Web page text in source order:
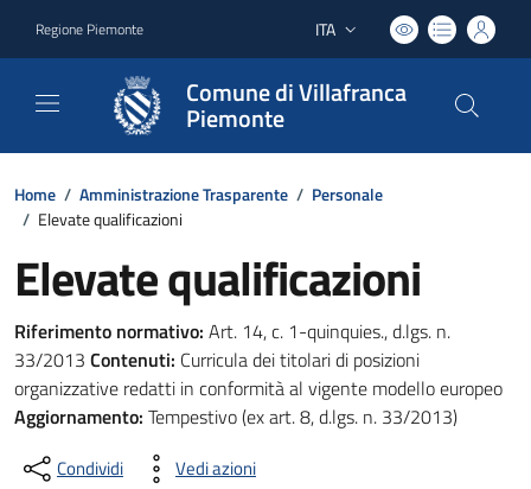
Regione Piemonte Lingua attiva:
ITA
Comune di Villafranca
Piemonte
Home / Amministrazione Trasparente / Personale
/ Elevate qualificazioni
Elevate qualificazioni
Riferimento normativo: Art. 14, c. 1-quinquies., d.lgs. n.
33/2013 Contenuti: Curricula dei titolari di posizioni
organizzative redatti in conformità al vigente modello europeo
Aggiornamento: Tempestivo (ex art. 8, d.lgs. n. 33/2013)
Condividi Vedi azioni